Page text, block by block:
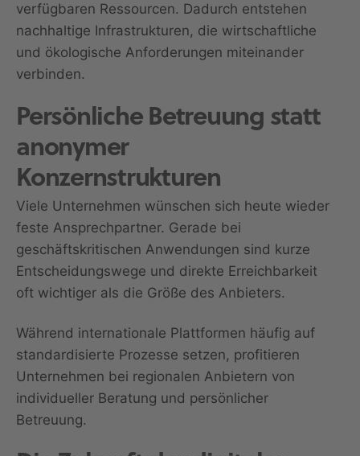
verfügbaren Ressourcen. Dadurch entstehen
nachhaltige Infrastrukturen, die wirtschaftliche
und ökologische Anforderungen miteinander
verbinden.
Persönliche Betreuung statt
anonymer
Konzernstrukturen
Viele Unternehmen wünschen sich heute wieder
feste Ansprechpartner. Gerade bei
geschäftskritischen Anwendungen sind kurze
Entscheidungswege und direkte Erreichbarkeit
oft wichtiger als die Größe des Anbieters.
Während internationale Plattformen häufig auf
standardisierte Prozesse setzen, profitieren
Unternehmen bei regionalen Anbietern von
individueller Beratung und persönlicher
Betreuung.